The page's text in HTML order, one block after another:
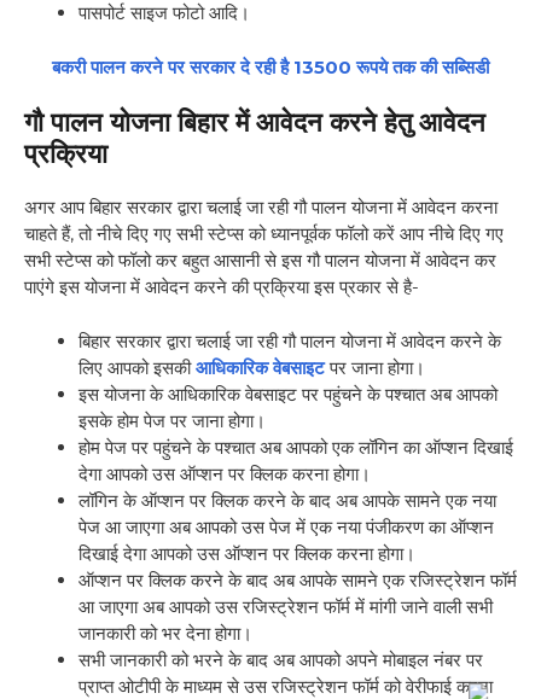
पासपोर्ट साइज फोटो आदि।
बकरी पालन करने पर सरकार दे रही है 13500 रूपये तक की सब्सिडी
गौ पालन योजना बिहार में आवेदन करने हेतु आवेदन
प्रक्रिया
अगर आप बिहार सरकार द्वारा चलाई जा रही गौ पालन योजना में आवेदन करना
चाहते हैं, तो नीचे दिए गए सभी स्टेप्स को ध्यानपूर्वक फॉलो करें आप नीचे दिए गए
सभी स्टेप्स को फॉलो कर बहुत आसानी से इस गौ पालन योजना में आवेदन कर
पाएंगे इस योजना में आवेदन करने की प्रक्रिया इस प्रकार से है-
बिहार सरकार द्वारा चलाई जा रही गौ पालन योजना में आवेदन करने के
लिए आपको इसकीआधिकारिक वेबसाइटपर जाना होगा।
इस योजना के आधिकारिक वेबसाइट पर पहुंचने के पश्चात अब आपको
इसके होम पेज पर जाना होगा।
होम पेज पर पहुंचने के पश्चात अब आपको एक लॉगिन का ऑप्शन दिखाई
देगा आपको उस ऑप्शन पर क्लिक करना होगा।
लॉगिन के ऑप्शन पर क्लिक करने के बाद अब आपके सामने एक नया
पेज आ जाएगा अब आपको उस पेज में एक नया पंजीकरण का ऑप्शन
दिखाई देगा आपको उस ऑप्शन पर क्लिक करना होगा।
ऑप्शन पर क्लिक करने के बाद अब आपके सामने एक रजिस्ट्रेशन फॉर्म
आ जाएगा अब आपको उस रजिस्ट्रेशन फॉर्म में मांगी जाने वाली सभी
जानकारी को भर देना होगा।
सभी जानकारी को भरने के बाद अब आपको अपने मोबाइल नंबर पर
प्राप्त ओटीपी के माध्यम से उस रजिस्ट्रेशन फॉर्म को वेरीफाई करना